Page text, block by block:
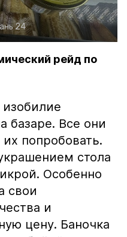
24
рейд по
изобилие
базаре. Все они
попробовать.
стола
Особенно
свои
и
цену. Баночка